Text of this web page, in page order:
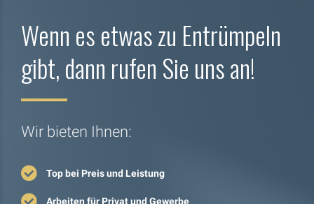
Wenn es etwas zu Entrümpeln
gibt, dann rufen Sie uns an!
Wir bieten Ihnen:
Top bei Preis und Leistung
Arbeiten für Privat und Gewerbe